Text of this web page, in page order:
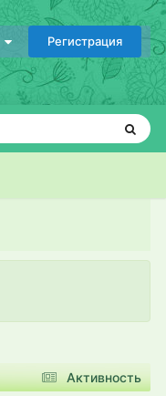
Регистрация
Активность